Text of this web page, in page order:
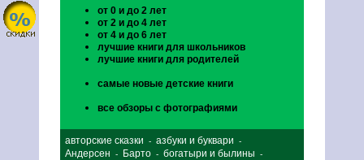
от 0 и до 2 лет
от 2 и до 4 лет
от 4 и до 6 лет
лучшие книги для школьников
лучшие книги для родителей
самые новые детские книги
все обзоры с фотографиями
авторские сказки - азбуки и буквари -
Андерсен - Барто - богатыри и былины -